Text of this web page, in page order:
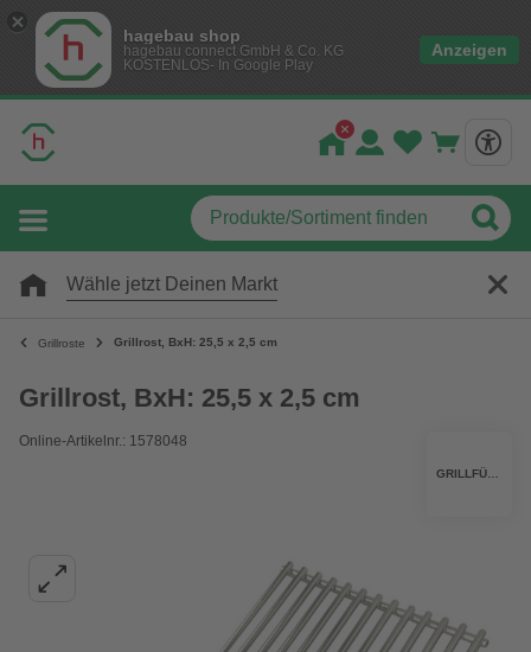
hagebau shop
hagebau connect GmbH & Co. KG
KOSTENLOS- In Google Play
Anzeigen
Wähle jetzt Deinen Markt
Grillroste Grillrost, BxH: 25,5 x 2,5 cm
Grillrost, BxH: 25,5 x 2,5 cm
Online-Artikelnr.: 1578048